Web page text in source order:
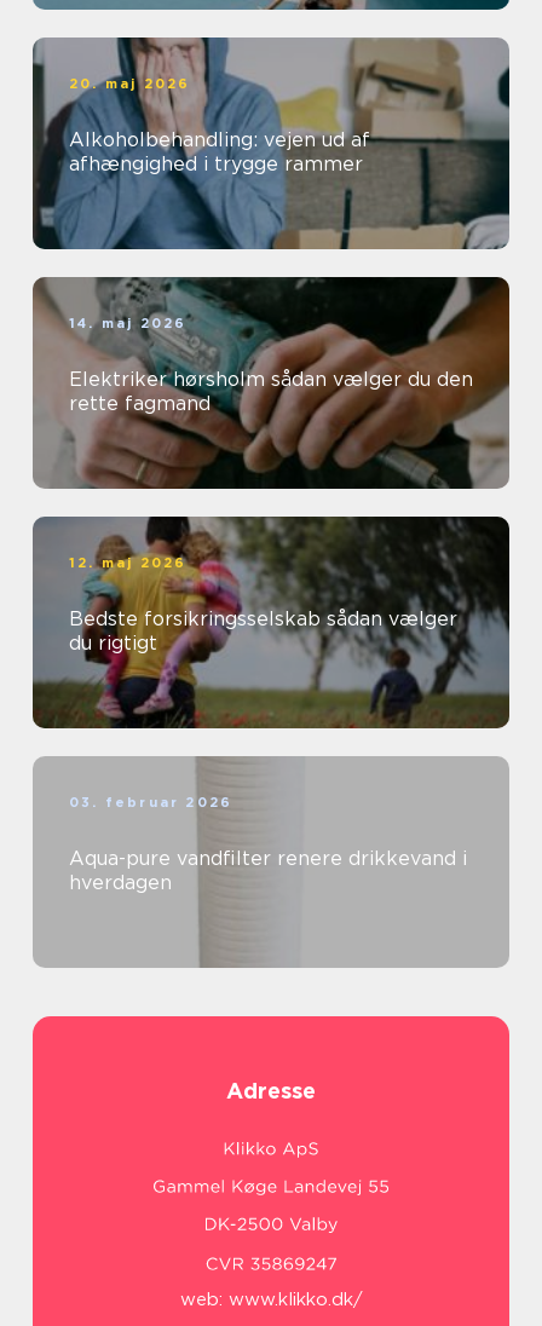
20. maj 2026
Alkoholbehandling: vejen ud af
afhængighed i trygge rammer
14. maj 2026
Elektriker hørsholm sådan vælger du den
rette fagmand
12. maj 2026
Bedste forsikringsselskab sådan vælger
du rigtigt
03. februar 2026
Aqua-pure vandfilter renere drikkevand i
hverdagen
Adresse
web: www.klikko.dk/